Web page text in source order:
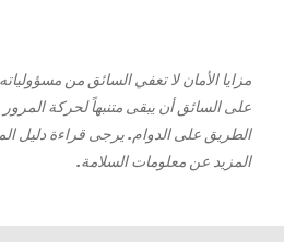
مزايا الأمان لا تعفي السائق من
على السائق أن يبقى متنبهاً لحركة
الطريق على الدوام. يرجى قراءة دليل
المزيد عن معلومات السلامة.